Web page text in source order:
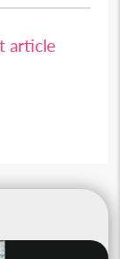
article